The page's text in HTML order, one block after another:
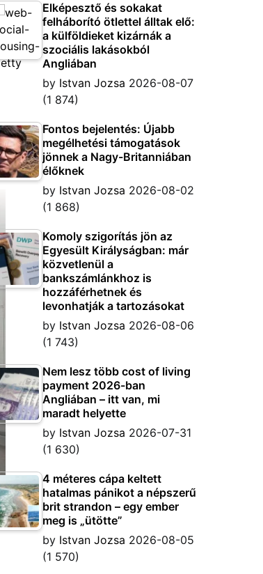
Elképesztő és sokakat
felháborító ötlettel álltak elő:
a külföldieket kizárnák a
szociális lakásokból
Angliában
by Istvan Jozsa 2026-08-07
(1 874)
Fontos bejelentés: Újabb
megélhetési támogatások
jönnek a Nagy-Britanniában
élőknek
by Istvan Jozsa 2026-08-02
(1 868)
Komoly szigorítás jön az
Egyesült Királyságban: már
közvetlenül a
bankszámlánkhoz is
hozzáférhetnek és
levonhatják a tartozásokat
by Istvan Jozsa 2026-08-06
(1 743)
Nem lesz több cost of living
payment 2026-ban
Angliában – itt van, mi
maradt helyette
by Istvan Jozsa 2026-07-31
(1 630)
4 méteres cápa keltett
hatalmas pánikot a népszerű
brit strandon – egy ember
meg is „ütötte”
by Istvan Jozsa 2026-08-05
(1 570)